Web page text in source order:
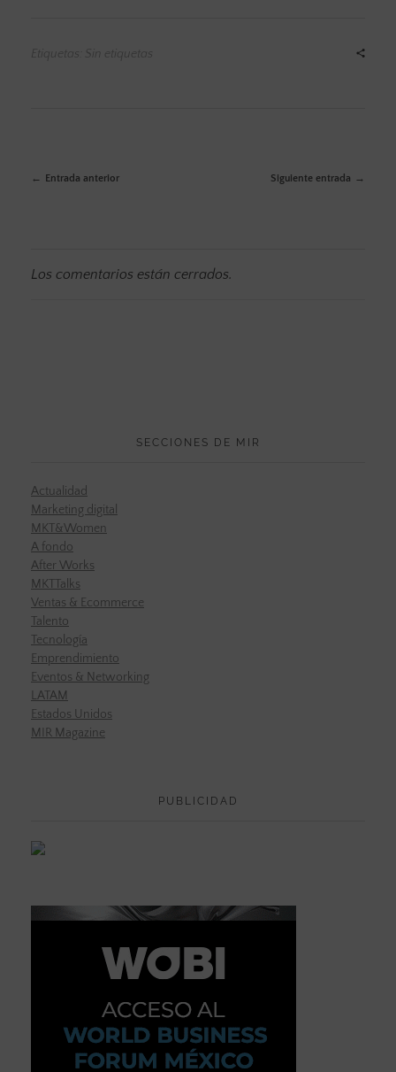
Etiquetas: Sin etiquetas
Entrada anterior Siguiente entrada
Los comentarios están cerrados.
SECCIONES DE MIR
Actualidad
Marketing digital
MKT&Women
A fondo
After Works
MKTTalks
Ventas & Ecommerce
Talento
Tecnología
Emprendimiento
Eventos & Networking
LATAM
Estados Unidos
MIR Magazine
PUBLICIDAD